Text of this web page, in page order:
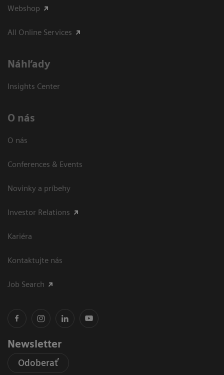
Webshop
All Online Services
Náhľady
Insights Center
O nás
O nás
Conferences & Events
Novinky a príbehy
Investor Relations
Kariéra
Kontaktujte nás
Job Search
Newsletter
Odoberať